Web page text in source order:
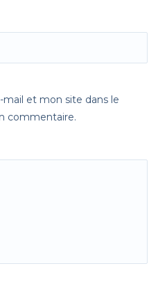
et mon site dans le
commentaire.